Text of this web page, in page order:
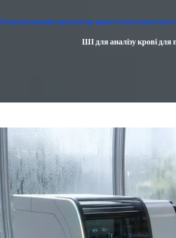
Безкоштовний аналізатор крові зі штучним
ШІ для аналізу крові